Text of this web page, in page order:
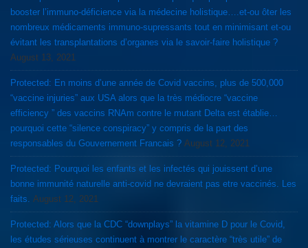
booster l’immuno-déficience via la médecine holistique….et-ou ôter les
nombreux médicaments immuno-supressants tout en minimisant et-ou
évitant les transplantations d’organes via le savoir-faire holistique ?
August 13, 2021
Protected: En moins d’une année de Covid vaccins, plus de 500,000
“vaccine injuries” aux USA alors que la très médiocre “vaccine
efficiency ” des vaccins RNAm contre le mutant Delta est établie…
pourquoi cette “silence conspiracy” y compris de la part des
responsables du Gouvernement Francais ? August 12, 2021
Protected: Pourquoi les enfants et les infectés qui jouissent d’une
bonne immunité naturelle anti-covid ne devraient pas etre vaccinés. Les
faits.
August 12, 2021
Protected: Alors que la CDC “downplays” la vitamine D pour le Covid,
les études sérieuses continuent à montrer le caractère “très utile” de